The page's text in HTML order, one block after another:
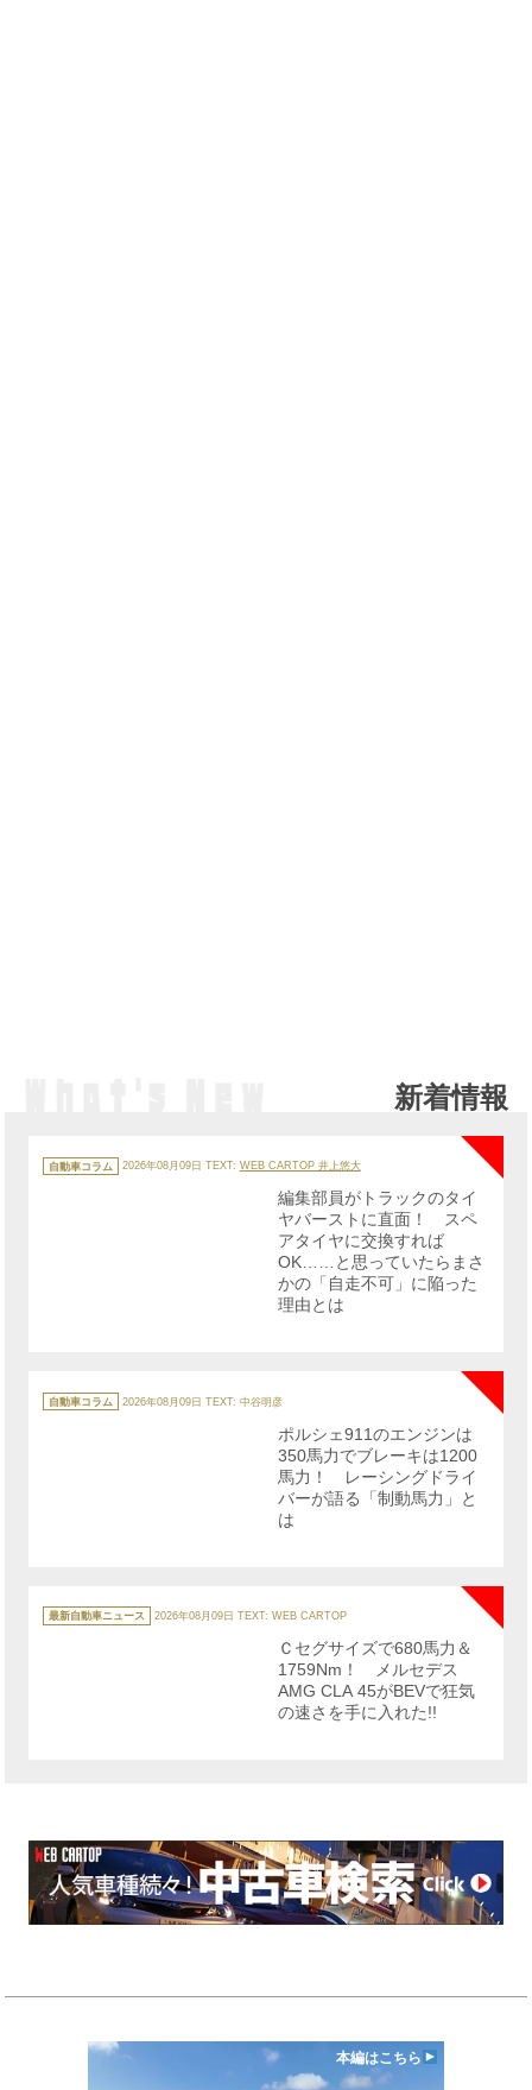
新着情報
テ
ゴ
自動車コラム 2026年08月09日 TEXT: WEB CARTOP 井上悠大
NEW
編集部員がトラックのタイ
ヤバーストに直面！ スペ
アタイヤに交換すれば
OK……と思っていたらまさ
かの「自走不可」に陥った
理由とは
テ
ゴ
自動車コラム 2026年08月09日 TEXT: 中谷明彦
ポルシェ911のエンジンは
350馬力でブレーキは1200
馬力！ レーシングドライ
バーが語る「制動馬力」と
は
カ
テ
ゴ
最新自動車ニュース 2026年08月09日 TEXT: WEB CARTOP
Ｃセグサイズで680馬力＆
1759Nm！ メルセデス
AMG CLA 45がBEVで狂気
の速さを手に入れた!!
本編はこちら